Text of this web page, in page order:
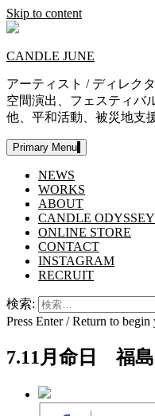
Skip to content
CANDLE JUNE
アーティスト / ディレク
空間演出、フェスティバ
他、平和活動、被災地支
Primary Menu
NEWS
WORKS
ABOUT
CANDLE ODYSSEY
ONLINE STORE
CONTACT
INSTAGRAM
RECRUIT
検索:
Press Enter / Return to begin
7.11月命日 福島